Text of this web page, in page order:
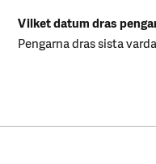
Vilket datum dras
Pengarna dras sista